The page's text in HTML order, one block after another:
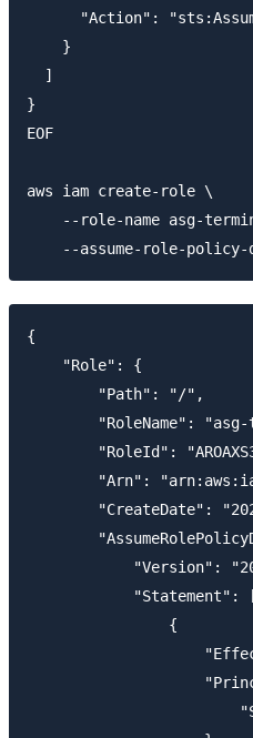
"Action":
    }
  ]
}
EOF
aws iam create-role \
--role-name asg-
{
    "Role": {
        "Path": "/",
"RoleName": "asg-
"RoleId":
"Arn":
"CreateDate":
"Version":
"Statement":
                {